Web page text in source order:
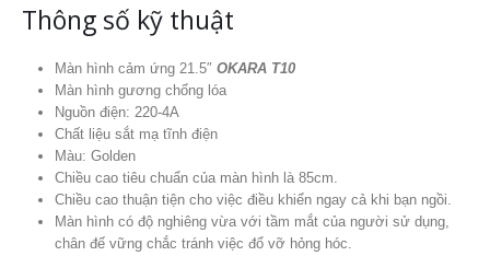
Thông số kỹ thuật
Màn hình cảm ứng 21.5″ OKARA T10
Màn hình gương chống lóa
Nguồn điện: 220-4A
Chất liệu sắt mạ tĩnh điện
Màu: Golden
Chiều cao tiêu chuẩn của màn hình là 85cm.
Chiều cao thuận tiện cho việc điều khiển ngay cả khi bạn ngồi.
Màn hình có độ nghiêng vừa với tầm mắt của người sử dụng,
chân đế vững chắc tránh việc đổ vỡ hỏng hóc.